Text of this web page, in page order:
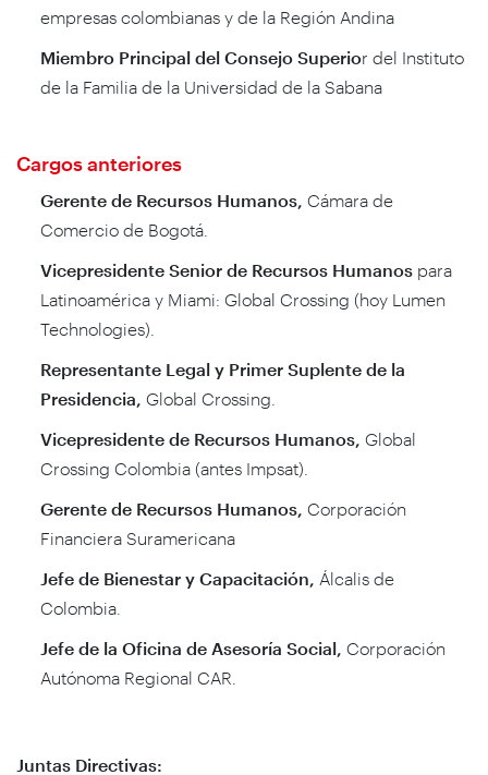
empresas colombianas y de la Región Andina
Miembro Principal del Consejo Superior del Instituto
de la Familia de la Universidad de la Sabana
Cargos anteriores
Gerente de Recursos Humanos, Cámara de
Comercio de Bogotá.
Vicepresidente Senior de Recursos Humanos para
Latinoamérica y Miami: Global Crossing (hoy Lumen
Technologies).
Representante Legal y Primer Suplente de la
Presidencia, Global Crossing.
Vicepresidente de Recursos Humanos, Global
Crossing Colombia (antes Impsat).
Gerente de Recursos Humanos, Corporación
Financiera Suramericana
Jefe de Bienestar y Capacitación, Álcalis de
Colombia.
Jefe de la Oficina de Asesoría Social, Corporación
Autónoma Regional CAR.
Juntas Directivas: